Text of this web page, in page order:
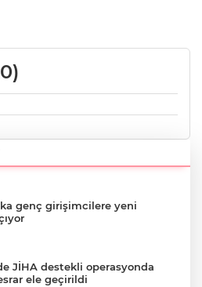
0)
genç girişimcilere yeni
JİHA destekli operasyonda
ele geçirildi